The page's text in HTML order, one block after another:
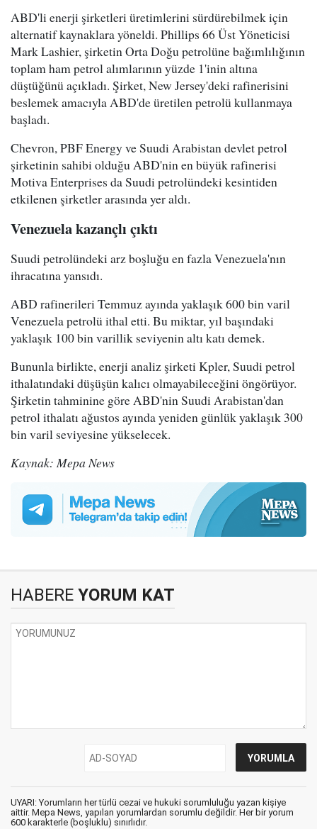
ABD'li enerji şirketleri üretimlerini sürdürebilmek için
alternatif kaynaklara yöneldi. Phillips 66 Üst Yöneticisi
Mark Lashier, şirketin Orta Doğu petrolüne bağımlılığının
toplam ham petrol alımlarının yüzde 1'inin altına
düştüğünü açıkladı. Şirket, New Jersey'deki rafinerisini
beslemek amacıyla ABD'de üretilen petrolü kullanmaya
başladı.
Chevron, PBF Energy ve Suudi Arabistan devlet petrol
şirketinin sahibi olduğu ABD'nin en büyük rafinerisi
Motiva Enterprises da Suudi petrolündeki kesintiden
etkilenen şirketler arasında yer aldı.
Venezuela kazançlı çıktı
Suudi petrolündeki arz boşluğu en fazla Venezuela'nın
ihracatına yansıdı.
ABD rafinerileri Temmuz ayında yaklaşık 600 bin varil
Venezuela petrolü ithal etti. Bu miktar, yıl başındaki
yaklaşık 100 bin varillik seviyenin altı katı demek.
Bununla birlikte, enerji analiz şirketi Kpler, Suudi petrol
ithalatındaki düşüşün kalıcı olmayabileceğini öngörüyor.
Şirketin tahminine göre ABD'nin Suudi Arabistan'dan
petrol ithalatı ağustos ayında yeniden günlük yaklaşık 300
bin varil seviyesine yükselecek.
Kaynak: Mepa News
HABERE YORUM KAT
UYARI: Yorumların her türlü cezai ve hukuki sorumluluğu yazan kişiye
aittir. Mepa News, yapılan yorumlardan sorumlu değildir. Her bir yorum
600 karakterle (boşluklu) sınırlıdır.